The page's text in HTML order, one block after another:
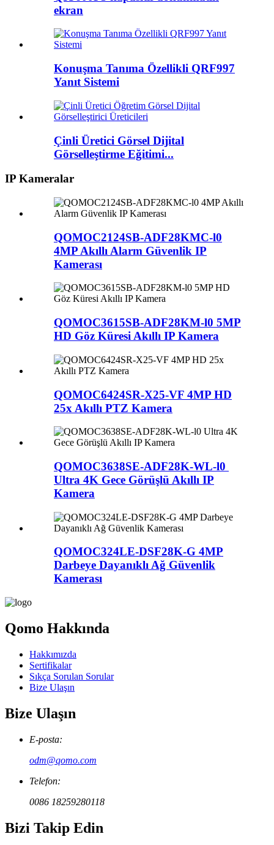
ekran
Konuşma Tanıma Özellikli QRF997
Yanıt Sistemi
Çinli Üretici Görsel Dijital
Görselleştirme Eğitimi...
IP Kameralar
QOMOC2124SB-ADF28KMC-l0
4MP Akıllı Alarm Güvenlik IP
Kamerası
QOMOC3615SB-ADF28KM-l0 5MP
HD Göz Küresi Akıllı IP Kamera
QOMOC6424SR-X25-VF 4MP HD
25x Akıllı PTZ Kamera
QOMOC3638SE-ADF28K-WL-l0 ​​
Ultra 4K Gece Görüşlü Akıllı IP
Kamera
QOMOC324LE-DSF28K-G 4MP
Darbeye Dayanıklı Ağ Güvenlik
Kamerası
Qomo Hakkında
Hakkımızda
Sertifikalar
Sıkça Sorulan Sorular
Bize Ulaşın
Bize Ulaşın
E-posta:
odm@qomo.com
Telefon:
0086 18259280118
Bizi Takip Edin